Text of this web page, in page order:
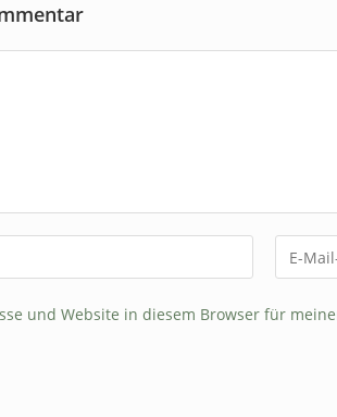
und Website in diesem Browser für